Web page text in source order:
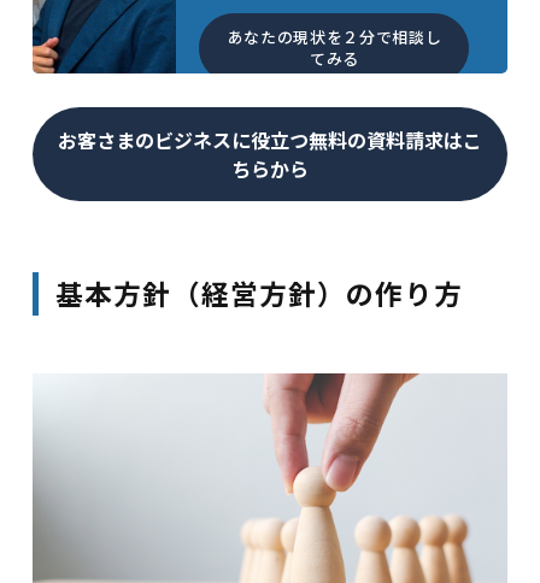
あなたの現状を２分で相談し
てみる
お客さまのビジネスに役立つ無料の資料請求はこ
ちらから
基本方針（経営方針）の作り方